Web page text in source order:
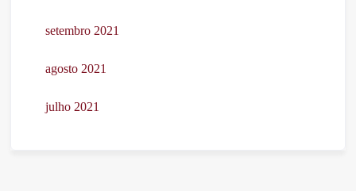
setembro 2021
agosto 2021
julho 2021